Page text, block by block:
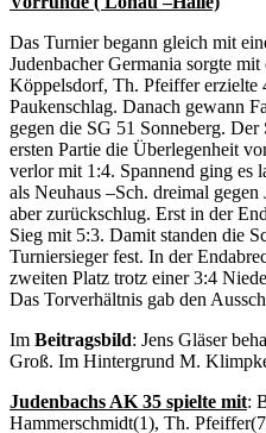
Das Turnier begann gleich mit
Judenbacher Germania sorgte
Köppelsdorf, Th. Pfeiffer erzielte
Paukenschlag. Danach gewann
gegen die SG 51 Sonneberg.
ersten Partie die Überlegenheit
verlor mit 1:4. Spannend ging es
als Neuhaus –Sch. dreimal
aber zurückschlug. Erst in der
Sieg mit 5:3. Damit standen die
Turniersieger fest. In der
zweiten Platz trotz einer 3:4
Das Torverhältnis gab den
Im Beitragsbild: Jens Gläser
Groß. Im Hintergrund M.
Judenbachs AK 35 spielte mit:
Hammerschmidt(1), Th.